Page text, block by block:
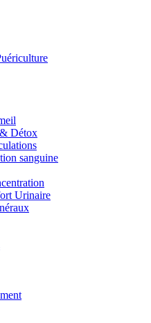
Détox
sanguine
Urinaire